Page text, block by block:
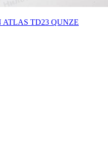
ATLAS TD23 QUNZE